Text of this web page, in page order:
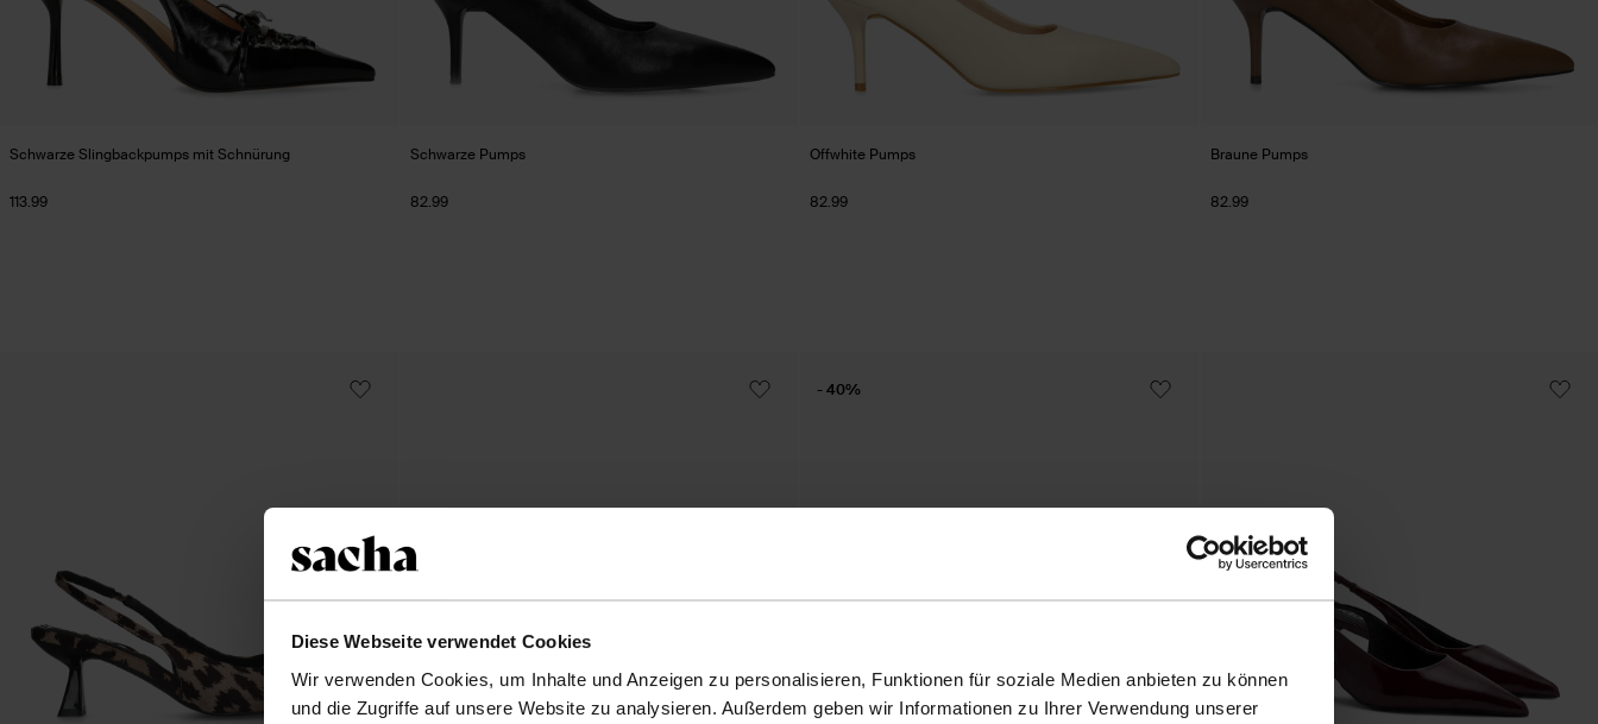
Diese Webseite verwendet Cookies
Wir verwenden Cookies, um Inhalte und Anzeigen zu personalisieren, Funktionen für soziale Medien anbieten zu können
und die Zugriffe auf unsere Website zu analysieren. Außerdem geben wir Informationen zu Ihrer Verwendung unserer
Schwarze Slingbackpumps mit Schnürung
113.99
Schwarze Pumps
82.99
Offwhite Pumps
82.99
Braune Pumps
82.99
- 40%